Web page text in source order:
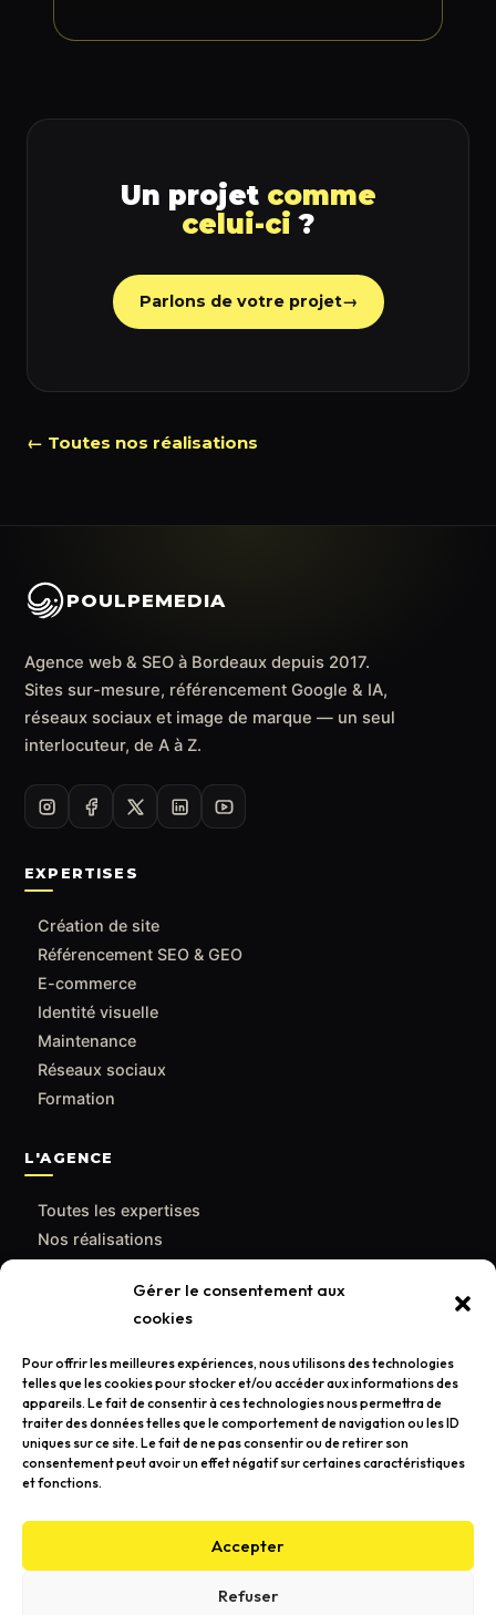
Gérer le consentement aux
cookies
Pour offrir les meilleures expériences, nous utilisons des technologies
telles que les cookies pour stocker et/ou accéder aux informations des
appareils. Le fait de consentir à ces technologies nous permettra de
traiter des données telles que le comportement de navigation ou les ID
uniques sur ce site. Le fait de ne pas consentir ou de retirer son
consentement peut avoir un effet négatif sur certaines caractéristiques
et fonctions.
Accepter
Refuser
Un projet comme
celui-ci ?
Parlons de votre projet→
← Toutes nos réalisations
POULPEMEDIA
Agence web & SEO à Bordeaux depuis 2017.
Sites sur-mesure, référencement Google & IA,
réseaux sociaux et image de marque — un seul
interlocuteur, de A à Z.
EXPERTISES
Création de site
Référencement SEO & GEO
E-commerce
Identité visuelle
Maintenance
Réseaux sociaux
Formation
L'AGENCE
Toutes les expertises
Nos réalisations
Qui sommes-nous
CONTACT
contact@poulpemedia.fr
07 62 01 54 84